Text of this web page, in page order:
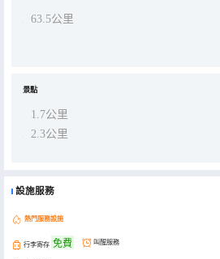
63.5公里
景點
1.7公里
2.3公里
設施服務
熱門服務設施
行李寄存 免費 叫醒服務